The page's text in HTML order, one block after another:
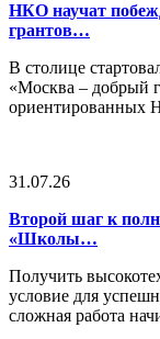
НКО научат
грантов…
В столице
«Москва – добрый
ориентированных
31.07.26
Второй шаг к
«Школы…
Получить
условие для
сложная работа